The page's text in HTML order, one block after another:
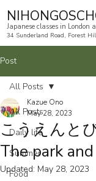
Japanese classes in London
34 Sunderland Road, Forest
Post
All Posts
Daily life
Summer
Food
All Posts
こうえんと
The park
Kazue Ono
May 28, 2023
Updated: May 28, 2023